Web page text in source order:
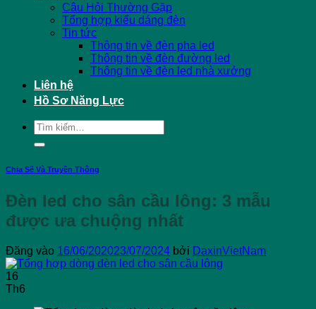
Câu Hỏi Thường Gặp
Tổng hợp kiểu dáng đèn
Tin tức
Thông tin về đèn pha led
Thông tin về đèn đường led
Thông tin về đèn led nhà xưởng
Liên hệ
Hồ Sơ Năng Lực
Tìm
kiếm:
Chia Sẽ Và Truyền Thông
Đèn led cho sân cầu lông: 3 mẫu
được ưa chuộng nhất
Đăng vào 16/06/202023/07/2024 bởi DaxinVietNam
16
Th6